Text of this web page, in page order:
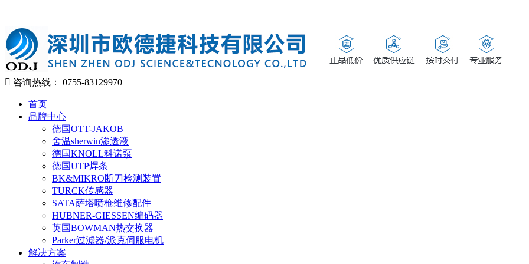
咨询热线： 0755-83129970
首页
品牌中心
德国OTT-JAKOB
舍温sherwin渗透液
德国KNOLL科诺泵
德国UTP焊条
BK&MIKRO断刀检测装置
TURCK传感器
SATA萨塔喷枪维修配件
HUBNER-GIESSEN编码器
英国BOWMAN热交换器
Parker过滤器/派克伺服电机
解决方案